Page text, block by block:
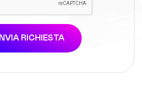
INVIA RICHIESTA